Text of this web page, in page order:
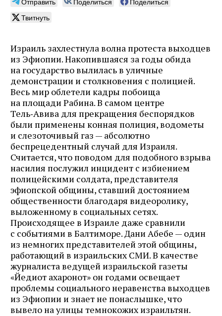
Твитнуть
Израиль захлестнула волна протеста выходцев
из Эфиопии. Накопившаяся за годы обида
на государство вылилась в уличные
демонстрации и столкновения с полицией.
Весь мир облетели кадры побоища
на площади Рабина. В самом центре
Тель‑Авива для прекращения беспорядков
были применены конная полиция, водометы
и слезоточивый газ — абсолютно
беспрецедентный случай для Израиля.
Считается, что поводом для подобного взрыва
насилия послужил инцидент с избиением
полицейскими солдата, представителя
эфиопской общины, ставший достоянием
общественности благодаря видео­ролику,
выложенному в социальных сетях.
Происходящее в Израиле даже сравнили
с событиями в Балтиморе. Дани Абебе — один
из немногих представителей этой общины,
работающий в израильских СМИ. В качестве
журналиста ведущей израильской газеты
«Йедиот ахаронот» он годами осве­щает
проблемы социального неравенства выходцев
из Эфиопии и знает не понаслышке, что
вывело на улицы темнокожих израильтян.